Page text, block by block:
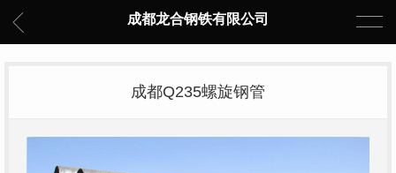
成都龙合钢铁有限公司
成都Q235螺旋钢管